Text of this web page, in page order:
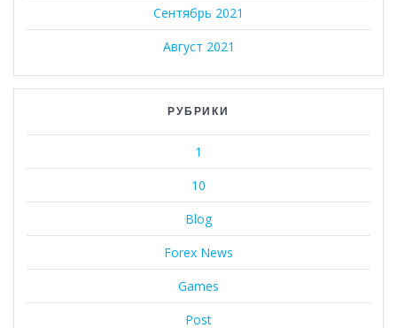
Сентябрь 2021
Август 2021
РУБРИКИ
1
10
Blog
Forex News
Games
Post